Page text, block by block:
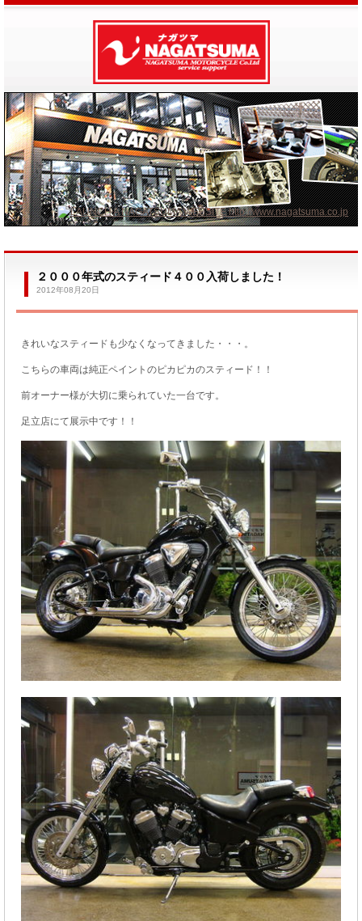
２０００年式のスティード４００入荷しました！
2012年08月20日
きれいなスティードも少なくなってきました・・・。
こちらの車両は純正ペイントのピカピカのスティード！！
前オーナー様が大切に乗られていた一台です。
足立店にて展示中です！！